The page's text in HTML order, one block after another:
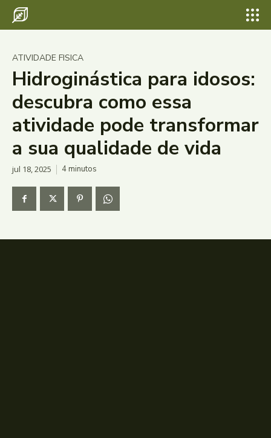
ATIVIDADE FISICA
Hidroginástica para idosos:
descubra como essa
atividade pode transformar
a sua qualidade de vida
jul 18, 2025 4minutos